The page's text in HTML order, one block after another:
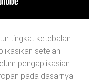
tingkat ketebalan
setelah
pengaplikasian
pada dasarnya